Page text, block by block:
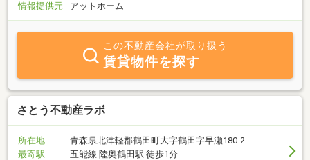
情報提供元
アットホーム
この不動産会社が取り扱う
賃貸物件を探す
さとう不動産ラボ
所在地
青森県北津軽郡鶴田町大字鶴田字早瀬180-2
最寄駅
五能線 陸奥鶴田駅 徒歩1分